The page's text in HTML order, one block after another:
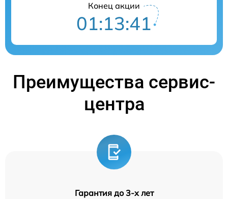
Конец акции
01:13:41
Преимущества сервис-
центра
Гарантия до 3-х лет